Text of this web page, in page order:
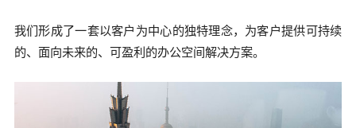
我们形成了一套以客户为中心的独特理念，为客户提供可持续
的、面向未来的、可盈利的办公空间解决方案。